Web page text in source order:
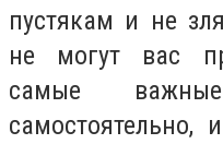
пустякам и не
не могут вас
самые